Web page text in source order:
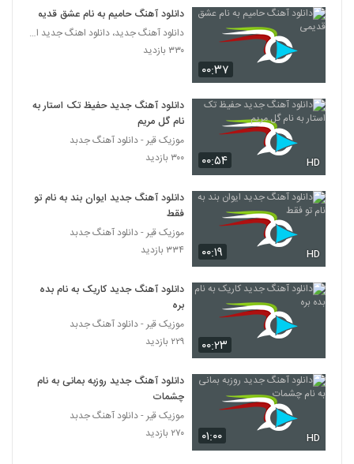
6517
یونس علی اکبری آهنگ تنهایی
۲۵۵ بازدید
دی جی نوید آهنگ ایچیمدکی دومان
6520
آهنگ علیرضا خدایی بنام بگو عاشقتم
۲۳۱ بازدید
6521
دانلود آهنگ حامی پیراسته سکوی آبی
۲۳۶ بازدید
آهنگ علیرضا تی آر دی بنام توهم
6523 فریاد
وحید ایمن آهنگ عادت
۲۱۶ بازدید
۰۰:۳۷
دانلود آهنگ حامیم به نام عشق قدیمی
دانلود آهنگ جدید، دانلود اهنگ جدید ایرانی
۳۳۰ بازدید
۰۰:۵۴ HD
دانلود آهنگ جدید حفیظ تک استار به
نام گل مریم
موزیک قیر - دانلود آهنگ جدبد
۳۰۰ بازدید
۰۰:۱۹ HD
دانلود آهنگ جدید ایوان بند به نام تو
فقط
موزیک قیر - دانلود آهنگ جدبد
۳۳۴ بازدید
۰۰:۲۳
دانلود آهنگ جدید کاریک به نام بده
بره
موزیک قیر - دانلود آهنگ جدبد
۲۲۹ بازدید
۰۱:۰۰ HD
دانلود آهنگ جدید روزبه بمانی به نام
چشمات
موزیک قیر - دانلود آهنگ جدبد
۲۷۰ بازدید